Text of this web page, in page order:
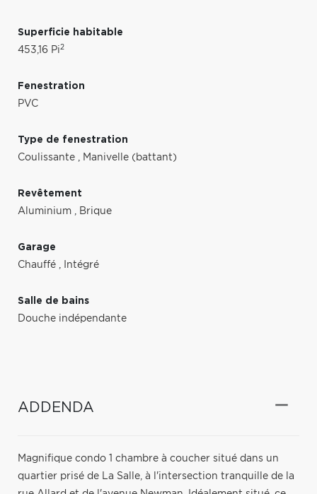
Superficie habitable
453,16 Pi2
Fenestration
PVC
Type de fenestration
Coulissante , Manivelle (battant)
Revêtement
Aluminium , Brique
Garage
Chauffé , Intégré
Salle de bains
Douche indépendante
ADDENDA
Magnifique condo 1 chambre à coucher situé dans un
quartier prisé de La Salle, à l'intersection tranquille de la